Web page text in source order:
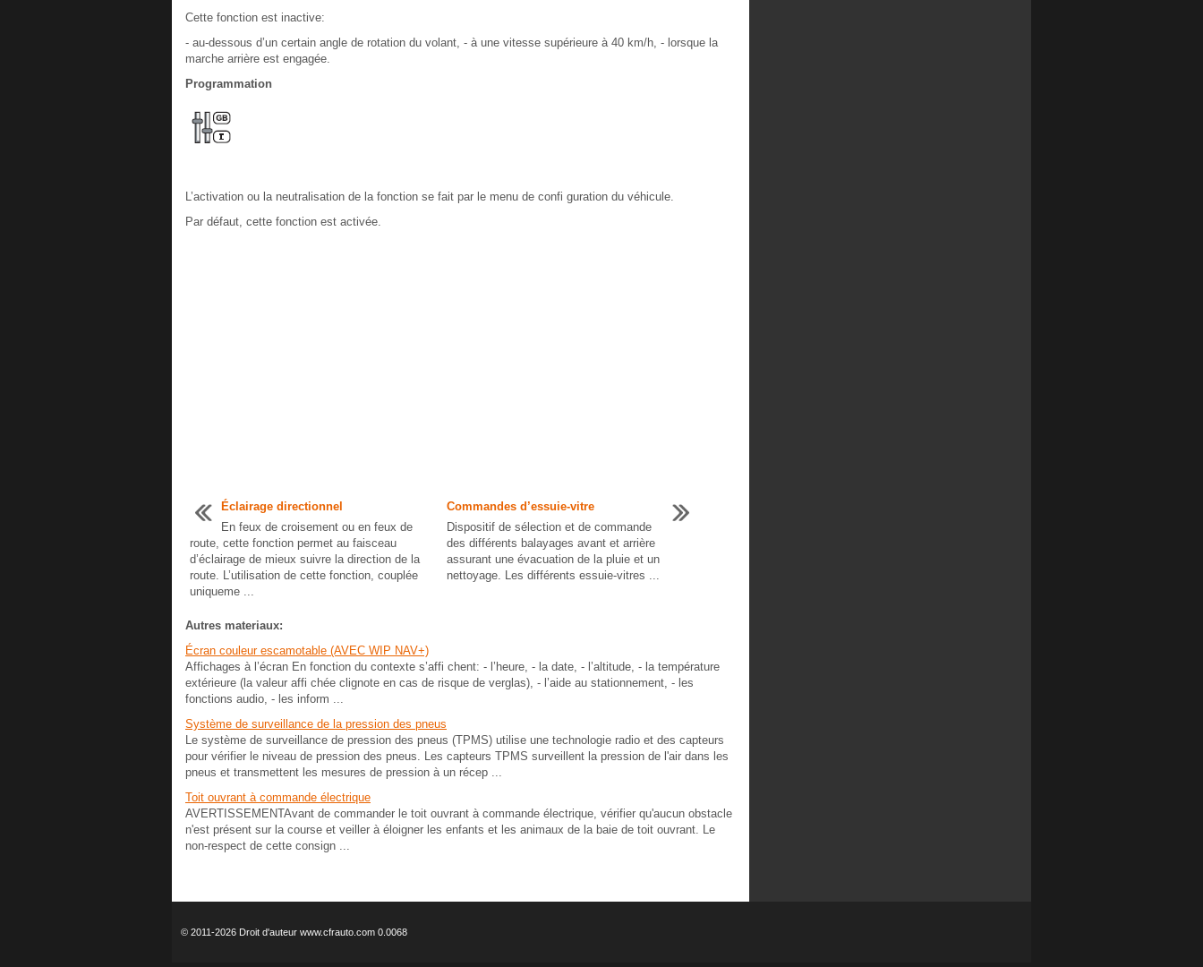
Cette fonction est inactive:
- au-dessous d’un certain angle de rotation du volant, - à une vitesse supérieure à 40 km/h, - lorsque la
marche arrière est engagée.
Programmation
L’activation ou la neutralisation de la fonction se fait par le menu de confi guration du véhicule.
Par défaut, cette fonction est activée.
Éclairage directionnel
En feux de croisement ou en feux de
route, cette fonction permet au faisceau
d’éclairage de mieux suivre la direction de la
route. L’utilisation de cette fonction, couplée
uniqueme ...
Commandes d’essuie-vitre
Dispositif de sélection et de commande
des différents balayages avant et arrière
assurant une évacuation de la pluie et un
nettoyage. Les différents essuie-vitres ...
Autres materiaux:
Écran couleur escamotable (AVEC WIP NAV+)
Affichages à l’écran En fonction du contexte s’affi chent: - l’heure, - la date, - l’altitude, - la température
extérieure (la valeur affi chée clignote en cas de risque de verglas), - l’aide au stationnement, - les
fonctions audio, - les inform ...
Système de surveillance de la pression des pneus
Le système de surveillance de pression des pneus (TPMS) utilise une technologie radio et des capteurs
pour vérifier le niveau de pression des pneus. Les capteurs TPMS surveillent la pression de l'air dans les
pneus et transmettent les mesures de pression à un récep ...
Toit ouvrant à commande électrique
AVERTISSEMENTAvant de commander le toit ouvrant à commande électrique, vérifier qu'aucun obstacle
n'est présent sur la course et veiller à éloigner les enfants et les animaux de la baie de toit ouvrant. Le
non-respect de cette consign ...
© 2011-2026 Droit d'auteur www.cfrauto.com 0.0068